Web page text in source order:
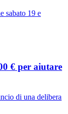
sabato 19 e
€ per aiutare
di una delibera